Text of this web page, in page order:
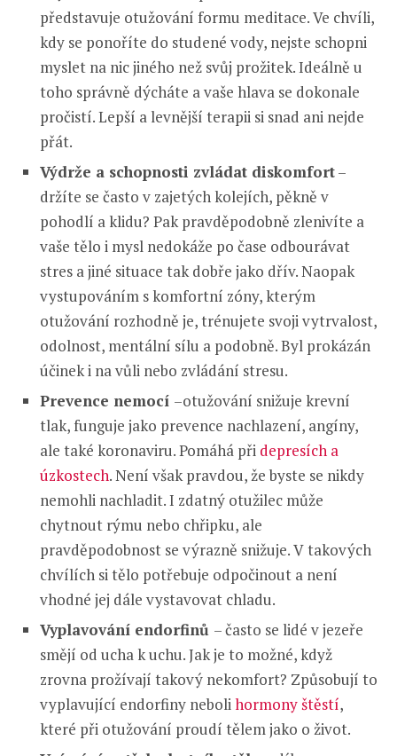
představuje otužování formu meditace. Ve chvíli,
kdy se ponoříte do studené vody, nejste schopni
myslet na nic jiného než svůj prožitek. Ideálně u
toho správně dýcháte a vaše hlava se dokonale
pročistí. Lepší a levnější terapii si snad ani nejde
přát.
Výdrže a schopnosti zvládat diskomfort–
držíte se často v zajetých kolejích, pěkně v
pohodlí a klidu? Pak pravděpodobně zlenivíte a
vaše tělo i mysl nedokáže po čase odbourávat
stres a jiné situace tak dobře jako dřív. Naopak
vystupováním s komfortní zóny, kterým
otužování rozhodně je, trénujete svoji vytrvalost,
odolnost, mentální sílu a podobně. Byl prokázán
účinek i na vůli nebo zvládání stresu.
Prevence nemocí –otužování snižuje krevní
tlak, funguje jako prevence nachlazení, angíny,
ale také koronaviru. Pomáhá při depresích a
úzkostech. Není však pravdou, že byste se nikdy
nemohli nachladit. I zdatný otužilec může
chytnout rýmu nebo chřipku, ale
pravděpodobnost se výrazně snižuje. V takových
chvílích si tělo potřebuje odpočinout a není
vhodné jej dále vystavovat chladu.
Vyplavování endorfinů – často se lidé v jezeře
smějí od ucha k uchu. Jak je to možné, když
zrovna prožívají takový nekomfort? Způsobují to
vyplavující endorfiny nebolihormony štěstí,
které při otužování proudí tělem jako o život.